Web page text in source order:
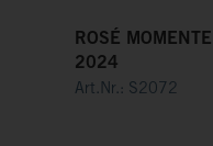
ROSÉ
2024
Art.Nr.: S2072